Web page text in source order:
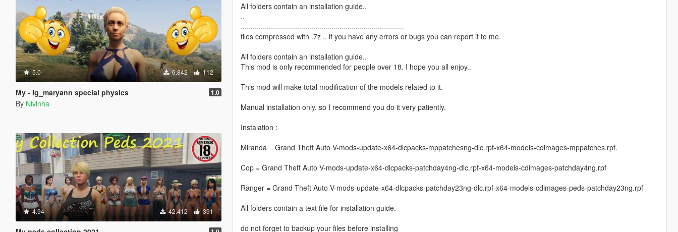
5.0 6.842 112
My - Ig_maryann special physics 1.0
By Nivinha
4.94 42.412 391
All folders contain an installation guide..
..
.................................................................................
files compressed with .7z .. if you have any errors or bugs you can report it to me.
All folders contain an installation guide..
This mod is only recommended for people over 18. I hope you all enjoy..
This mod will make total modification of the models related to it.
Manual installation only. so I recommend you do it very patiently.
Instalation :
Miranda = Grand Theft Auto V-mods-update-x64-dlcpacks-mppatchesng-dlc.rpf-x64-models-cdimages-mppatches.rpf.
Cop = Grand Theft Auto V-mods-update-x64-dlcpacks-patchday4ng-dlc.rpf-x64-models-cdimages-patchday4ng.rpf
Ranger = Grand Theft Auto V-mods-update-x64-dlcpacks-patchday23ng-dlc.rpf-x64-models-cdimages-peds-patchday23ng.rpf
All folders contain a text file for installation guide.
do not forget to backup your files before installing